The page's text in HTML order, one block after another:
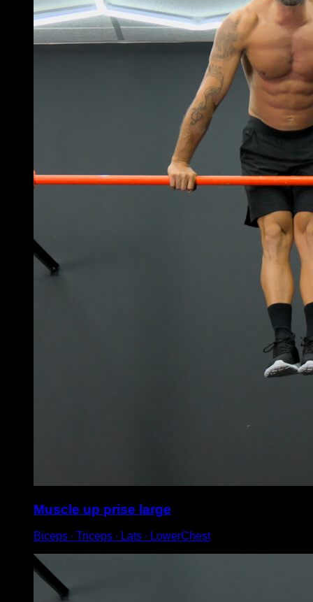
Muscle up prise large
Biceps ∙ Triceps ∙ Lats ∙ LowerChest